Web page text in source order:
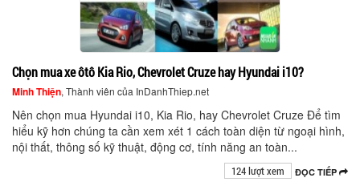
Chọn mua xe ôtô Kia Rio, Chevrolet Cruze hay Hyundai i10?
Minh Thiện, Thành viên của InDanhThiep.net
Nên chọn mua Hyundai i10, Kia Rio, hay Chevrolet Cruze Để tìm
hiểu kỹ hơn chúng ta cần xem xét 1 cách toàn diện từ ngoại hình,
nội thất, thông số kỹ thuật, động cơ, tính năng an toàn...
ĐỌC TIẾP
124 lượt xem